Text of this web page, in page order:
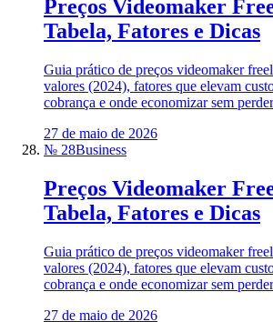
Preços Videomaker
Tabela, Fatores e Dicas
Guia prático de preços videomaker
valores (2024), fatores que elevam
cobrança e onde economizar sem
27 de maio de 2026
№ 28Business
Preços Videomaker
Tabela, Fatores e Dicas
Guia prático de preços videomaker
valores (2024), fatores que elevam
cobrança e onde economizar sem
27 de maio de 2026